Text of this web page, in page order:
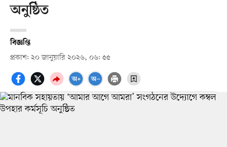
অনুষ্ঠিত
বিজ্ঞপ্তি
প্রকাশ: ২০ জানুয়ারি ২০২৬, ০৬: ৫৫